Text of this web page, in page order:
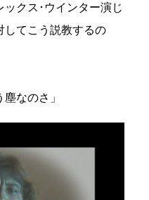
クス･ウインター演じ
してこう説教するの
なのさ」